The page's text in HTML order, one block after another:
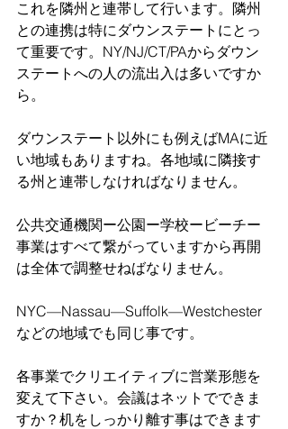
これを隣州と連帯して行います。隣州
との連携は特にダウンステートにとっ
て重要です。NY/NJ/CT/PAからダウン
ステートへの人の流出入は多いですか
ら。
ダウンステート以外にも例えばMAに近
い地域もありますね。各地域に隣接す
る州と連帯しなければなりません。
公共交通機関ー公園ー学校ービーチー
事業はすべて繋がっていますから再開
は全体で調整せねばなりません。
NYC—Nassau—Suffolk—Westchester
などの地域でも同じ事です。
各事業でクリエイティブに営業形態を
変えて下さい。会議はネットでできま
すか？机をしっかり離す事はできます